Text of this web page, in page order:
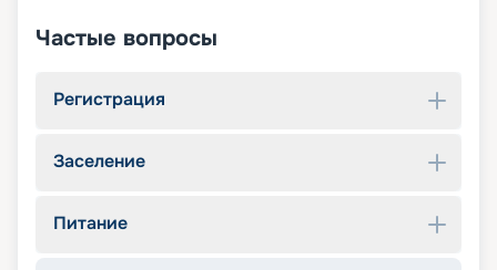
Частые вопросы
Регистрация
Заселение
Питание